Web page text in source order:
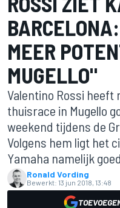
MEER
MUGELLO"
Valentino Rossi
thuisrace in Mugello
weekend tijdens de
Volgens hem ligt het
Yamaha namelijk goed.
Ronald Vording
Bewerkt: 13 jun 2018, 13:48